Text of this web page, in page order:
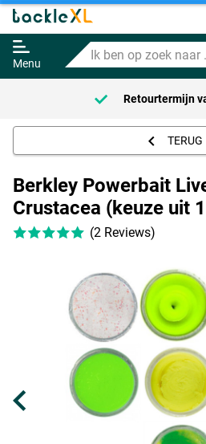
Menu
Ik
ben
op
zoek
naar
Pellets & Crustacea
opties)
Adviesprijs
5.95
Retourtermijn
TERUG
Berkley Powerbait
Crustacea (keuze uit
(2 Reviews)